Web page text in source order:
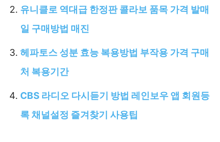
유니클로 역대급 한정판 콜라보 품목 가격 발매
일 구매방법 매진
헤파토스 성분 효능 복용방법 부작용 가격 구매
처 복용기간
CBS 라디오 다시듣기 방법 레인보우 앱 회원등
록 채널설정 즐겨찾기 사용팁